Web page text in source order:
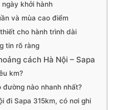
khởi hành
và mùa cao điểm
cho hành trình dài
tin rõ ràng
cách Hà Nội – Sapa
km?
nào nhanh nhất?
đi Sapa 315km, có nơi ghi